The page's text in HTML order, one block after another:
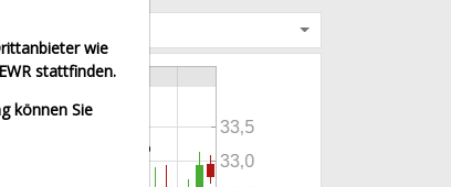
wie
stattfinden.
können Sie